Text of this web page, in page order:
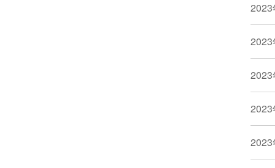
2023
2023
2023
2023
2023